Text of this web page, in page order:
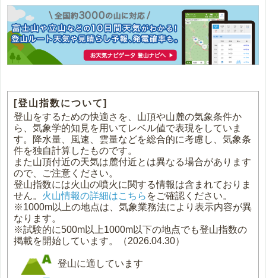
[登山指数について]
登山をするための快適さを、山頂や山麓の気象条件か
ら、気象学的知見を用いてレベル値で表現をしていま
す。降水量、風速、雲量などを総合的に考慮し、気象条
件を独自計算したものです。
また山頂付近の天気は麓付近とは異なる場合があります
ので、ご注意ください。
登山指数には火山の噴火に関する情報は含まれておりま
せん。 火山情報の詳細はこちら をご確認ください。
※1000m以上の地点は、気象業務法により表示内容が異
なります。
※試験的に500m以上1000m以下の地点でも登山指数の
掲載を開始しています。（2026.04.30）
登山に適しています